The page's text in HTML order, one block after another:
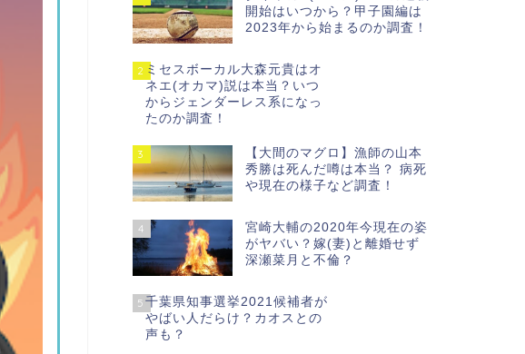
開始はいつから？甲子園編は
2023年から始まるのか調査！
2 ミセスボーカル大森元貴はオ
ネエ(オカマ)説は本当？いつ
からジェンダーレス系になっ
たのか調査！
3
【大間のマグロ】漁師の山本
秀勝は死んだ噂は本当？ 病死
や現在の様子など調査！
4
宮崎大輔の2020年今現在の姿
がヤバい？嫁(妻)と離婚せず
深瀬菜月と不倫？
5千葉県知事選挙2021候補者が
やばい人だらけ？カオスとの
声も？